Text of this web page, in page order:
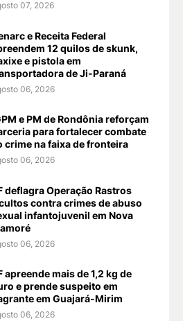
07, 2026
e Receita Federal
12 quilos de skunk,
e pistola em
de Ji-Paraná
06, 2026
e PM de Rondônia reforçam
para fortalecer combate
crime na faixa de fronteira
06, 2026
deflagra Operação Rastros
contra crimes de abuso
infantojuvenil em Nova
06, 2026
apreende mais de 1,2 kg de
e prende suspeito em
em Guajará-Mirim
06, 2026